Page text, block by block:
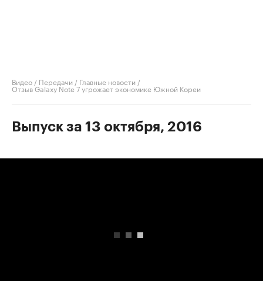
Видео / Передачи / Главные новости /
Отзыв Galaxy Note 7 угрожает экономике Южной Кореи
Выпуск за 13 октября, 2016